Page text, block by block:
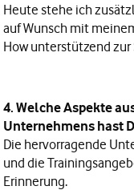
Heute stehe ich
auf Wunsch mit
How unterstützend zur
4. Welche Aspekte
Unternehmens hast
Die hervorragende
und die
Erinnerung.